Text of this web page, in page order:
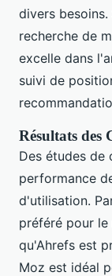
divers besoins.
recherche de
excelle dans
suivi de
Résultats des
Des études de
performance
d'utilisation.
préféré pour
qu'Ahrefs est
Moz est idéal